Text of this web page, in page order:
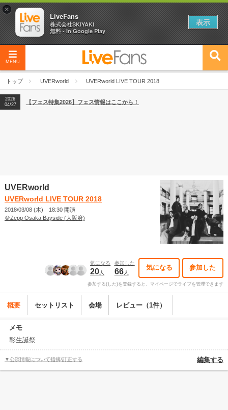
MENU
トップ UVERworld UVERworld LIVE TOUR 2018
2026
04/27
2026
【ライブ動員ランキング】2026年上半期編発表！
2026
04/27
【フェス特集2026】フェス情報はここから！
UVERworld
UVERworld LIVE TOUR 2018
2018/03/08 (木) 18:30 開演
＠Zepp Osaka Bayside (大阪府)
気になる
20人
参加した
66人
気になる 参加した
参加する(した)を登録すると、マイページでライブを管理できます
概要 セットリスト 会場 レビュー（1件）
メモ
彰生誕祭
▼公演情報について指摘/訂正する 編集する
×
LiveFans
株式会社SKIYAKI
無料 - In Google Play
表示